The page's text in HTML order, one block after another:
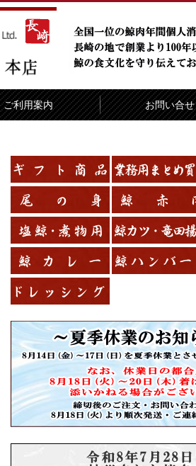
ご利用案内 お問い合せ